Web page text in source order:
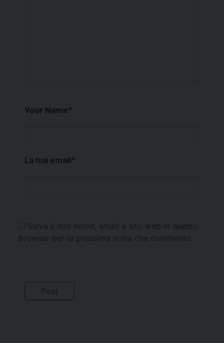
Your Name*
La tua email*
Salva il mio nome, email e sito web in questo
browser per la prossima volta che commento.